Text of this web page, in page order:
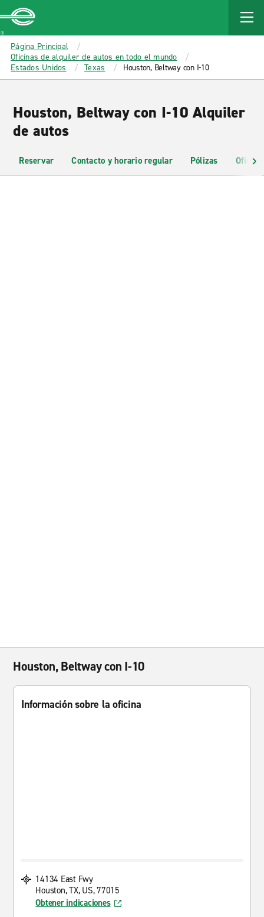
MAIN
CONTENT
Enterprise
Página Principal
Oficinas de alquiler de autos en todo el mundo
Estados Unidos
Texas Houston, Beltway con I-10
Houston, Beltway con I-10 Alquiler
de autos
Reservar Contacto y horario regular Pólizas
Houston, Beltway con I-10
Información sobre la oficina
14134 East Fwy
Houston, TX, US, 77015
Obtener indicaciones